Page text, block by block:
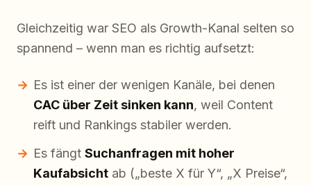
Gleichzeitig war SEO als Growth-Kanal selten so
spannend – wenn man es richtig aufsetzt:
Es ist einer der wenigen Kanäle, bei denen
CAC über Zeit sinken kann, weil Content
reift und Rankings stabiler werden.
Es fängt Suchanfragen mit hoher
Kaufabsicht ab („beste X für Y“, „X Preise“,